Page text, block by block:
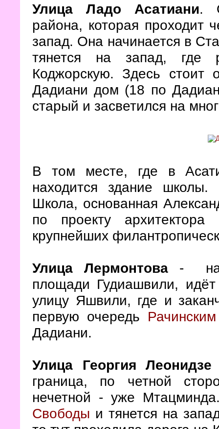
Улица Ладо Асатиани.
района, которая проходит
запад. Она начинается в
тянется на запад, где
Коджорскую. Здесь стоит
Дадиани дом (18 по
старый и засветился на
В том месте, где в
находится здание
Школа, основанная
по проекту
крупнейших
Улица Лермонтова-
площади Гудиашвили,
улицу Яшвили, где и
первую очередь
Дадиани.
Улица Георгия Леонидзе
граница, по четной
нечетной - уже
Свободы и тянется на